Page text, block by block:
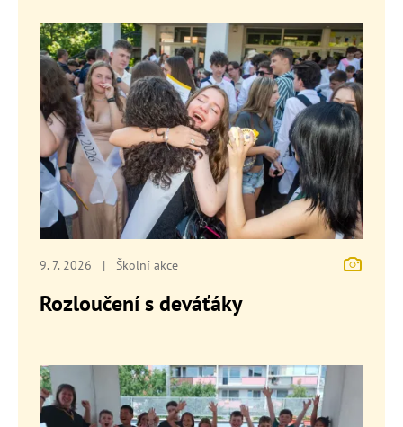
9. 7. 2026 | Školní akce
Rozloučení s deváťáky